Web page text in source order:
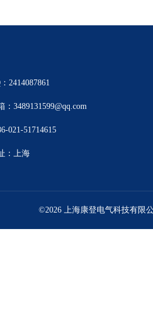
2414087861
：3489131599@qq.com
021-51714615
：上海
©2026 上海康登电气科技有限